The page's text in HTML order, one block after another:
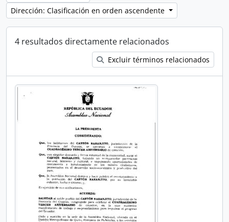
Dirección: Clasificación en orden ascendente
4 resultados directamente relacionados
Excluir términos relacionados